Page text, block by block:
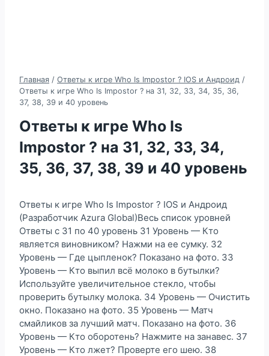
Главная / Ответы к игре Who Is Impostor ? IOS и Андроид /
Ответы к игре Who Is Impostor ? на 31, 32, 33, 34, 35, 36,
37, 38, 39 и 40 уровень
Ответы к игре Who Is
Impostor ? на 31, 32, 33, 34,
35, 36, 37, 38, 39 и 40 уровень
Ответы к игре Who Is Impostor ? IOS и Андроид
(Разработчик Azura Global)Весь список уровней
Ответы с 31 по 40 уровень 31 Уровень — Кто
является виновником? Нажми на ее сумку. 32
Уровень — Где цыпленок? Показано на фото. 33
Уровень — Кто выпил всё молоко в бутылки?
Используйте увеличительное стекло, чтобы
проверить бутылку молока. 34 Уровень — Очистить
окно. Показано на фото. 35 Уровень — Матч
смайликов за лучший матч. Показано на фото. 36
Уровень — Кто оборотень? Нажмите на занавес. 37
Уровень — Кто лжет? Проверте его шею. 38